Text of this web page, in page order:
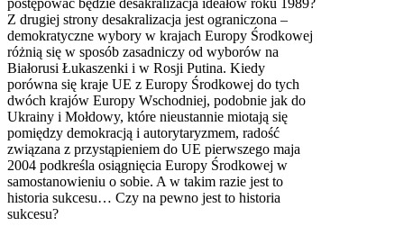
Z drugiej strony desakralizacja jest ograniczona –
demokratyczne wybory w krajach Europy Środkowej
różnią się w sposób zasadniczy od wyborów na
Białorusi Łukaszenki i w Rosji Putina. Kiedy
porówna się kraje UE z Europy Środkowej do tych
dwóch krajów Europy Wschodniej, podobnie jak do
Ukrainy i Mołdowy, które nieustannie miotają się
pomiędzy demokracją i autorytaryzmem, radość
związana z przystąpieniem do UE pierwszego maja
2004 podkreśla osiągnięcia Europy Środkowej w
samostanowieniu o sobie. A w takim razie jest to
historia sukcesu… Czy na pewno jest to historia
sukcesu?